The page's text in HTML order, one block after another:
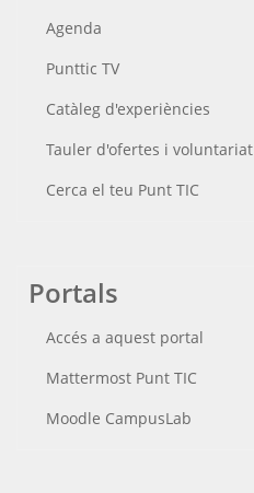
Agenda
Punttic TV
Catàleg d'experiències
Tauler d'ofertes i voluntariat
Cerca el teu Punt TIC
Portals
Accés a aquest portal
Mattermost Punt TIC
Moodle CampusLab